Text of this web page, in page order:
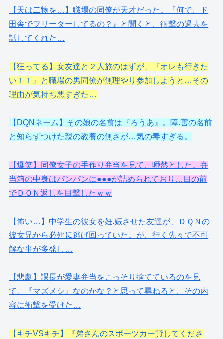
【天は二物を…】職場の同僚が天才だった。『何で、ド
田舎でフリーターしてるの？』と聞くと、衝撃の過去を
話してくれた…
【狂ってる】女友達と２人旅のはずが、『オレも行きた
い！！』と職場の男同僚が無理やり参加しようと…その
理由が気持ち悪すぎた…
【DQNネーム】その娘の名前は『ろうあ』。障.害の名前
と知らずつけた親の教養の無さが…気の毒すぎる。
【爆笑】同僚女子の手作り弁当を見て、唖然とした。弁
当箱の中身はパンパンに●●●が詰められており…目の前
でＤＱＮ返しを目撃したｗｗ
【怖い…】中学生の彼女を妊.娠させた友達が、ＤＱＮの
彼女兄から必ﾀﾋに逃げ回っていた。が、行く先々で不可
解な事が多発し…
【悲劇】課長が愛妻弁当をこっそり捨てているのを見
て、『マズメシ』なのかな？と思って尋ねると、その内
容に衝撃を受けた…
【キチVSキチ】『弟さんのスポーツカー貸してくださ